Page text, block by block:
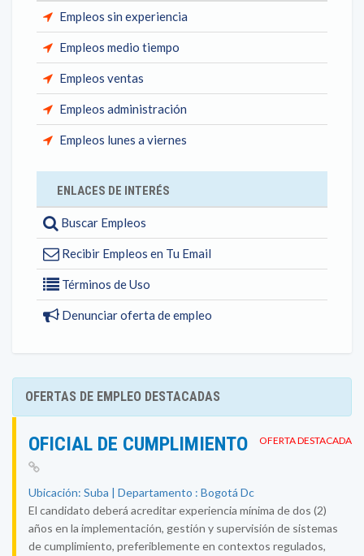
Empleos sin experiencia
Empleos medio tiempo
Empleos ventas
Empleos administración
Empleos lunes a viernes
ENLACES DE INTERÉS
Buscar Empleos
Recibir Empleos en Tu Email
Términos de Uso
Denunciar oferta de empleo
OFERTAS DE EMPLEO DESTACADAS
OFERTA DESTACADA
OFICIAL DE CUMPLIMIENTO
Ubicación: Suba | Departamento : Bogotá Dc
El candidato deberá acreditar experiencia mínima de dos (2)
años en la implementación, gestión y supervisión de sistemas
de cumplimiento, preferiblemente en contextos regulados,